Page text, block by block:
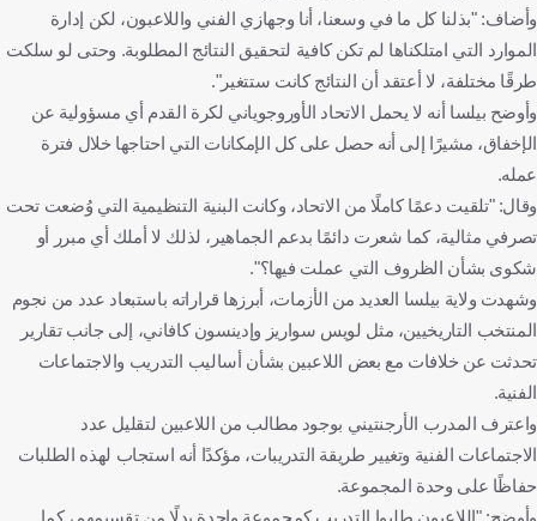
وأضاف: "بذلنا كل ما في وسعنا، أنا وجهازي الفني واللاعبون، لكن إدارة
الموارد التي امتلكناها لم تكن كافية لتحقيق النتائج المطلوبة. وحتى لو سلكت
طرقًا مختلفة، لا أعتقد أن النتائج كانت ستتغير".
وأوضح بيلسا أنه لا يحمل الاتحاد الأوروجوياني لكرة القدم أي مسؤولية عن
الإخفاق، مشيرًا إلى أنه حصل على كل الإمكانات التي احتاجها خلال فترة
عمله.
وقال: "تلقيت دعمًا كاملًا من الاتحاد، وكانت البنية التنظيمية التي وُضعت تحت
تصرفي مثالية، كما شعرت دائمًا بدعم الجماهير، لذلك لا أملك أي مبرر أو
شكوى بشأن الظروف التي عملت فيها؟".
وشهدت ولاية بيلسا العديد من الأزمات، أبرزها قراراته باستبعاد عدد من نجوم
المنتخب التاريخيين، مثل لويس سواريز وإدينسون كافاني، إلى جانب تقارير
تحدثت عن خلافات مع بعض اللاعبين بشأن أساليب التدريب والاجتماعات
الفنية.
واعترف المدرب الأرجنتيني بوجود مطالب من اللاعبين لتقليل عدد
الاجتماعات الفنية وتغيير طريقة التدريبات، مؤكدًا أنه استجاب لهذه الطلبات
حفاظًا على وحدة المجموعة.